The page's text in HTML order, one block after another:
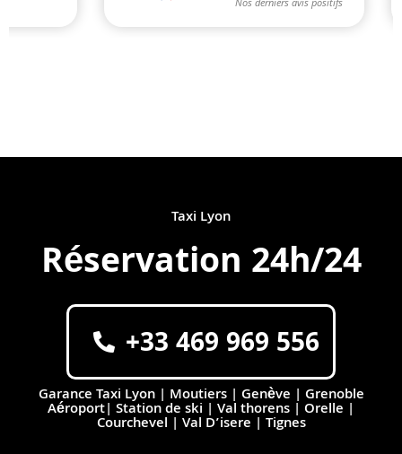
Taxi Lyon
Réservation 24h/24
+33 469 969 556
Garance Taxi Lyon | Moutiers | Genève | Grenoble
Aéroport| Station de ski | Val thorens | Orelle |
Courchevel | Val D’isere | Tignes